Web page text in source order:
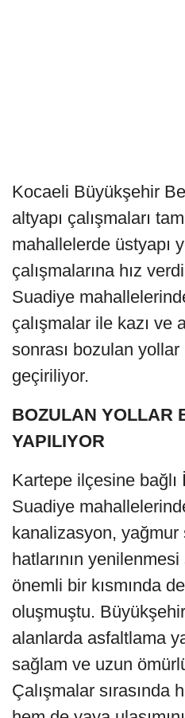
Kocaeli Büyükşehir
altyapı çalışmaları
mahallelerde üstyapı
çalışmalarına hız
Suadiye
çalışmalar ile kazı ve
sonrası bozulan
geçiriliyor.
BOZULAN YOLLAR
YAPILIYOR
Kartepe ilçesine
Suadiye
kanalizasyon,
hatlarının yenilenmesi
önemli bir kısmında
oluşmuştu.
alanlarda asfaltlama
sağlam ve uzun
Çalışmalar sırasında